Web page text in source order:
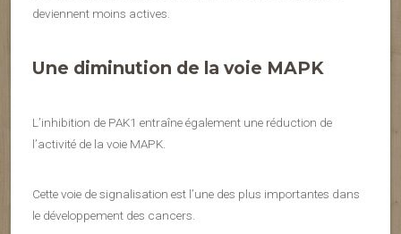
deviennent moins actives.
Une diminution de la voie MAPK
L’inhibition de PAK1 entraîne également une réduction de
l’activité de la voie MAPK.
Cette voie de signalisation est l’une des plus importantes dans
le développement des cancers.